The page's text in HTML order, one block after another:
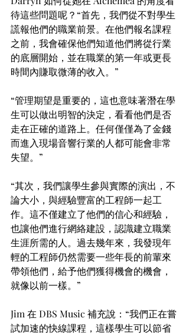
待這些問題呢？“首先，我們從不對學生
謊報他們的職業前景。在他們報名課程
之前，我會確保他們知道他們將從行業
的底層開始，並在職業的第一年或更長
時間內賺取微薄的收入。”
“管理期望是重要的，這也意味著潛在學
生可以做出明智的決定，看看他們是否
走在正確的道路上。任何僅僅為了金錢
而進入現場音響行業的人都可能會非常
失望。”
“其次，我們讓學生參與實際的演出，不
論大小，與經驗豐富的工程師一起工
作。這不僅建立了他們的信心和經驗，
也讓他們進行網絡建設，認識建立職業
生涯所需的人。過去幾年來，我發現年
輕的工程師仍然需要一些年長的前輩來
帶領他們，給予他們獲得機會的機會，
就像以前一樣。”
Jim 在 DBS Music 補充說：“我們正在嘗
試加速的快線課程，這樣學生可以節省